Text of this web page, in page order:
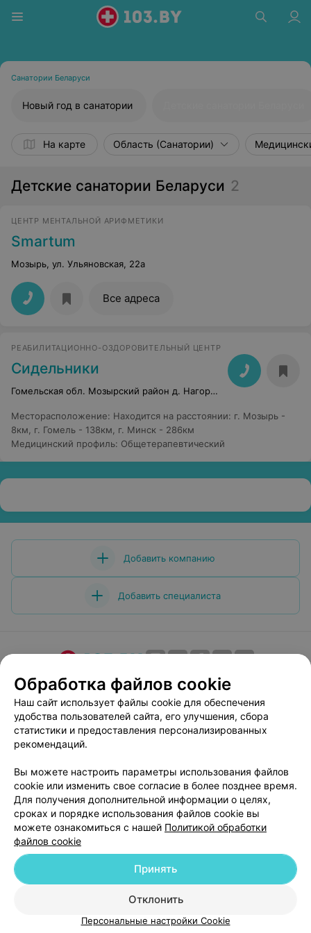
Санатории Беларуси
Новый год в санатории
На карте Область (Санатории)
Детские санатории Беларуси 2
ЦЕНТР МЕНТАЛЬНОЙ АРИФМЕТИКИ
Smartum
Мозырь, ул. Ульяновская, 22а
Все адреса
РЕАБИЛИТАЦИОННО-ОЗДОРОВИТЕЛЬНЫЙ ЦЕНТР
Сидельники
Гомельская обл. Мозырский район д. Нагорные
Месторасположение: Находится на расстоянии: г. Мозырь -
8км, г. Гомель - 138км, г. Минск - 286км
Медицинский профиль: Общетерапевтический
Добавить компанию
Добавить специалиста
О проекте Новости проекта
Размещение рекламы
Медицинский маркетинг
Публичный договор
Пользовательское соглашение
Способы оплаты
Партнеры
Написать в поддержку
Персональные настройки cookie
Обработка персональных данных
г. Минск, улица Толбухина, 2, пом. 16 | help@103.by
Обработка файлов cookie
Наш сайт использует файлы cookie для обеспечения
удобства пользователей сайта, его улучшения, сбора
статистики и предоставления персонализированных
рекомендаций.
Вы можете настроить параметры использования файлов
cookie или изменить свое согласие в более позднее время.
Для получения дополнительной информации о целях,
сроках и порядке использования файлов cookie вы
можете ознакомиться с нашей Политикой обработки
файлов cookie
Отклонить
Принять
Персональные настройки Cookie